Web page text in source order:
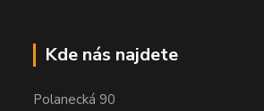
Kde nás najdete
Polanecká 90